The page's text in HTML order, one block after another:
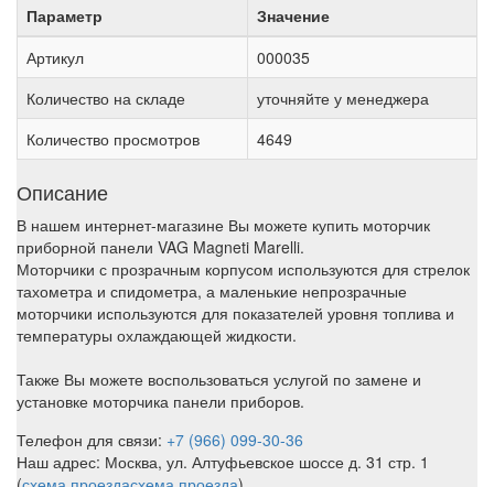
Параметр
Значение
Артикул
000035
Количество на складе
уточняйте у менеджера
Количество просмотров
4649
Описание
В нашем интернет-магазине Вы можете купить моторчик
приборной панели VAG Magneti Marelli.
Моторчики с прозрачным корпусом используются для стрелок
тахометра и спидометра, а маленькие непрозрачные
моторчики используются для показателей уровня топлива и
температуры охлаждающей жидкости.
Также Вы можете воспользоваться услугой по замене и
установке моторчика панели приборов.
Телефон для связи: +7 (966) 099-30-36
Наш адрес: Москва, ул. Алтуфьевское шоссе д. 31 стр. 1